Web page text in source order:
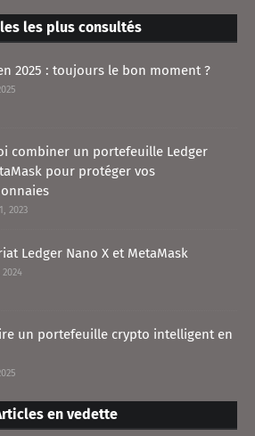
les plus consultés
2025 : toujours le bon moment ?
combiner un portefeuille Ledger
pour protéger vos
2023
Ledger Nano X et MetaMask
un portefeuille crypto intelligent en
en vedette